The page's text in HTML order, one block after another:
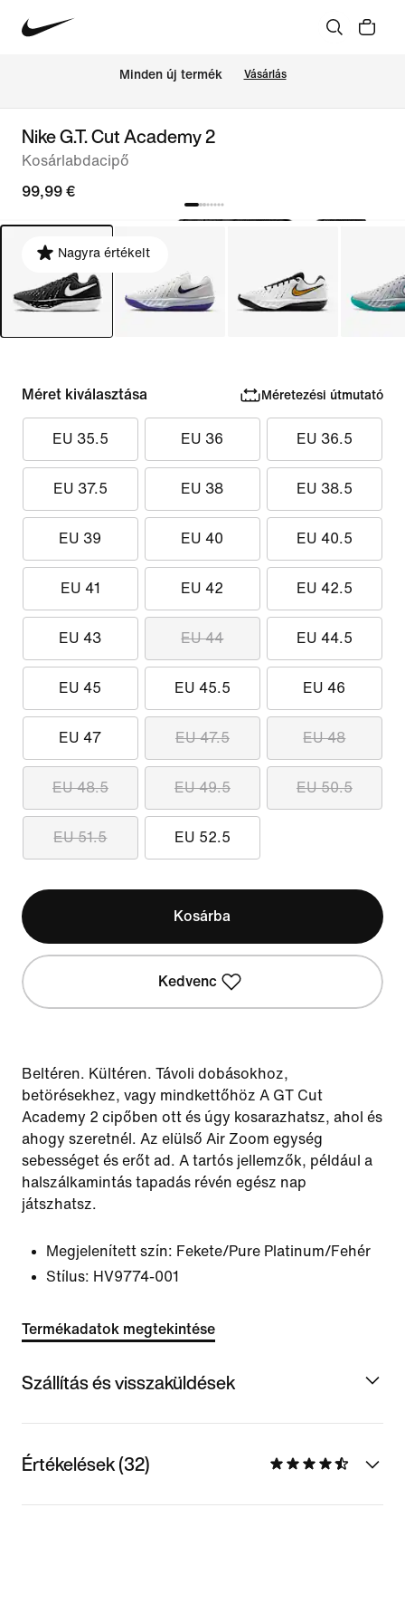
Minden új termék Vásárlás
Nike G.T. Cut Academy 2
Kosárlabdacipő
99,99 €
Nagyra értékelt
Méret kiválasztása Méretezési útmutató
EU 35.5 EU 36 EU 36.5
EU 37.5 EU 38 EU 38.5
EU 39 EU 40 EU 40.5
EU 41 EU 42 EU 42.5
EU 43 EU 44 EU 44.5
EU 45 EU 45.5 EU 46
EU 47 EU 47.5 EU 48
EU 48.5 EU 49.5 EU 50.5
EU 51.5 EU 52.5
Kosárba
Kedvenc
Beltéren. Kültéren. Távoli dobásokhoz,
betörésekhez, vagy mindkettőhöz A GT Cut
Academy 2 cipőben ott és úgy kosarazhatsz, ahol és
ahogy szeretnél. Az elülső Air Zoom egység
sebességet és erőt ad. A tartós jellemzők, például a
halszálkamintás tapadás révén egész nap
játszhatsz.
Megjelenített szín: Fekete/Pure Platinum/Fehér
Stílus: HV9774-001
Termékadatok megtekintése
Szállítás és visszaküldések
Értékelések (32)